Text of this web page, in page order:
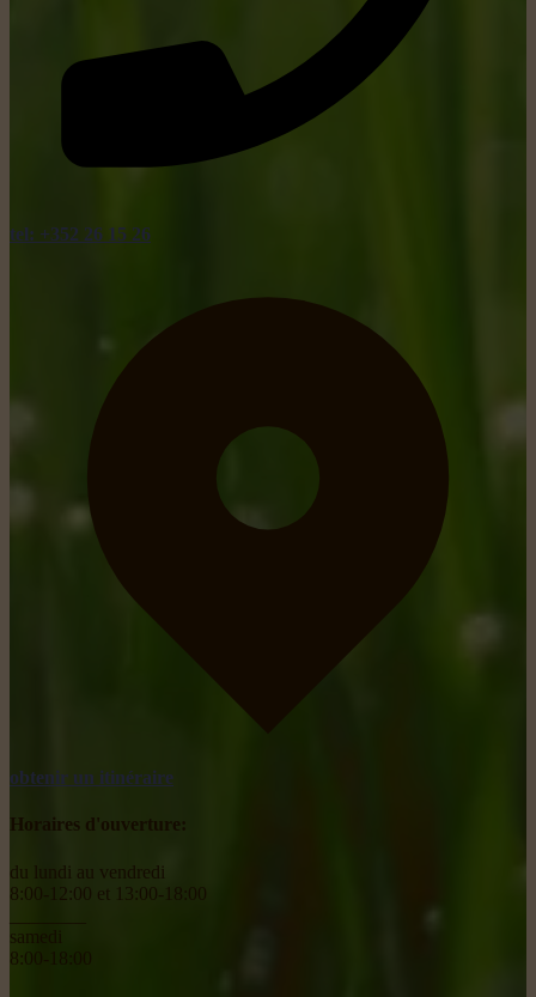
tel: +352 26 15 26
obtenir un itinéraire
Horaires d'ouverture:
du lundi au vendredi
8:00-12:00 et 13:00-18:00
samedi
8:00-18:00